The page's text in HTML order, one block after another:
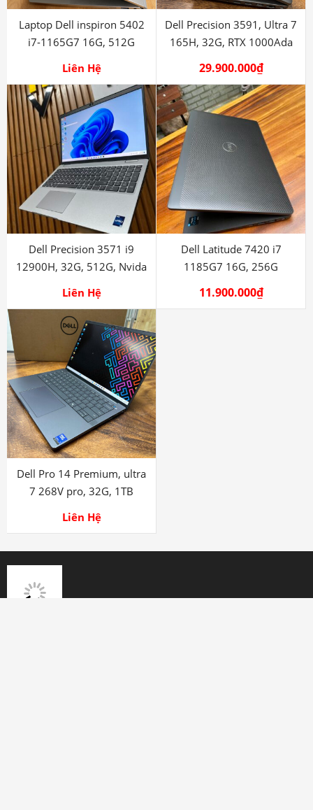
Laptop Dell inspiron 5402
i7-1165G7 16G, 512G
Liên Hệ
Dell Precision 3591, Ultra 7
165H, 32G, RTX 1000Ada
29.900.000₫
Dell Precision 3571 i9
12900H, 32G, 512G, Nvida
Liên Hệ
Dell Latitude 7420 i7
1185G7 16G, 256G
11.900.000₫
Dell Pro 14 Premium, ultra
7 268V pro, 32G, 1TB
Liên Hệ